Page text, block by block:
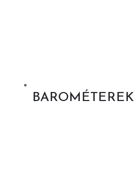
BAROMÉTEREK